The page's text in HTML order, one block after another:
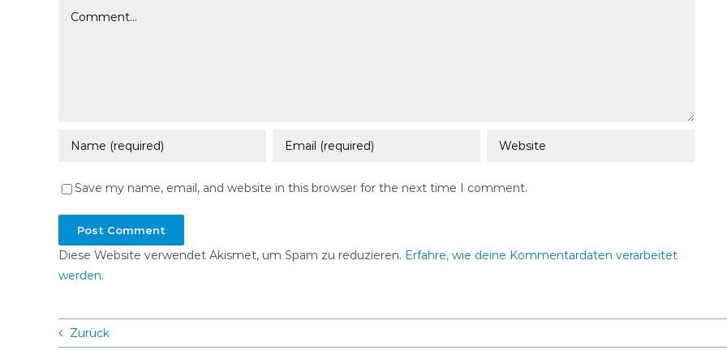
Comment
Save my name, email, and website in this browser for the next time I comment.
Diese Website verwendet Akismet, um Spam zu reduzieren. Erfahre, wie deine Kommentardaten verarbeitet
werden.
Zurück